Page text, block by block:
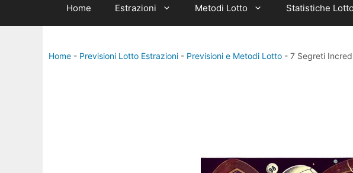
Home Estrazioni Metodi Lotto Statistiche Lotto
Home - Previsioni Lotto Estrazioni - Previsioni e Metodi Lotto - 7 Segreti